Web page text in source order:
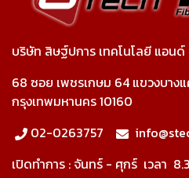
บริษัท สิษฐ์ปการ เทคโนโลยี แอน
68 ซอย เพชรเกษม 64 แขวงบาง
กรุงเทพมหานคร 10160
02-0263757
เปิดทำการ :จันทร์ - ศุกร์ เวลา